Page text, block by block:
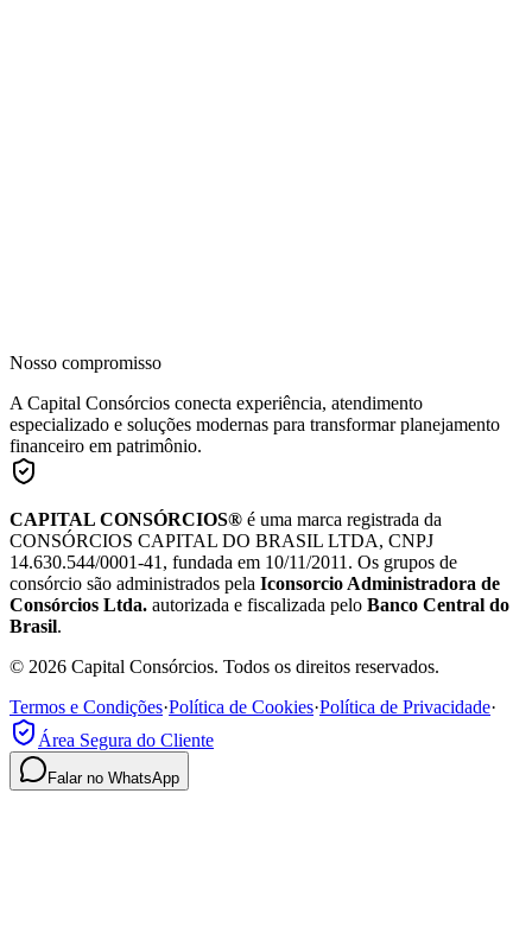
Nosso compromisso
A Capital Consórcios conecta experiência, atendimento
especializado e soluções modernas para transformar planejamento
financeiro em patrimônio.
CAPITAL CONSÓRCIOS® é uma marca registrada da
CONSÓRCIOS CAPITAL DO BRASIL LTDA, CNPJ
14.630.544/0001-41, fundada em 10/11/2011. Os grupos de
consórcio são administrados pela Iconsorcio Administradora de
Consórcios Ltda. autorizada e fiscalizada pelo Banco Central do
Brasil.
© 2026 Capital Consórcios. Todos os direitos reservados.
Termos e Condições·Política de Cookies·Política de Privacidade·
Área Segura do Cliente
Falar no WhatsApp